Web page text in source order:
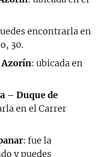
encontrarla en
30.
Azorín: ubicada en
– Duque de
en el Carrer
: fue la
y puedes